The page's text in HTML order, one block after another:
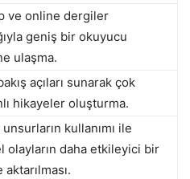
ve online dergiler
geniş bir okuyucu
ulaşma.
açıları sunarak çok
hikayeler oluşturma.
kullanımı ile
olayların daha etkileyici bir